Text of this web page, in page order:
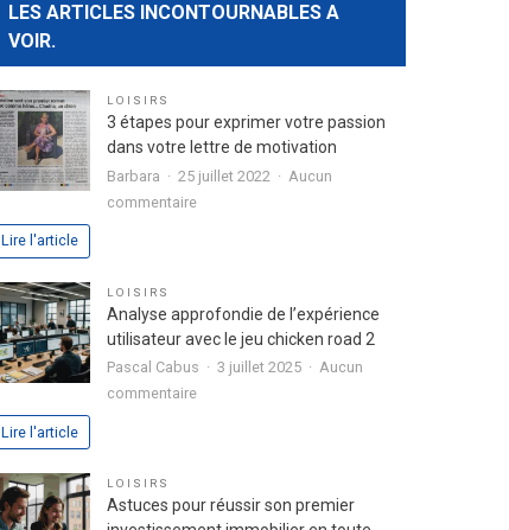
LES ARTICLES INCONTOURNABLES A
VOIR.
LOISIRS
3 étapes pour exprimer votre passion
dans votre lettre de motivation
Barbara 25 juillet 2022
Aucun
commentairesur
exprimer
votre
passion
Lire l'article
LOISIRS
Analyse approfondie de l’expérience
utilisateur avec le jeu chicken road 2
Pascal Cabus 3 juillet 2025
Aucun
commentairesur
l’expérience
utilisateur
Lire l'article
LOISIRS
Astuces pour réussir son premier